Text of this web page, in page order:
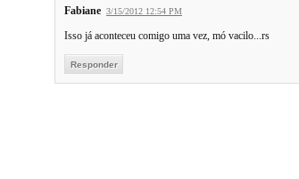
Fabiane 3/15/2012 12:54 PM
Isso já aconteceu comigo uma vez, mó vacilo...rs
Responder